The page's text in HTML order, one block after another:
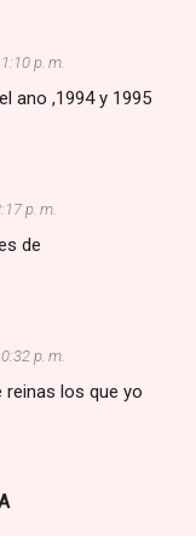
p. m.
ano ,1994 y 1995
p. m.
de
p. m.
reinas los que yo